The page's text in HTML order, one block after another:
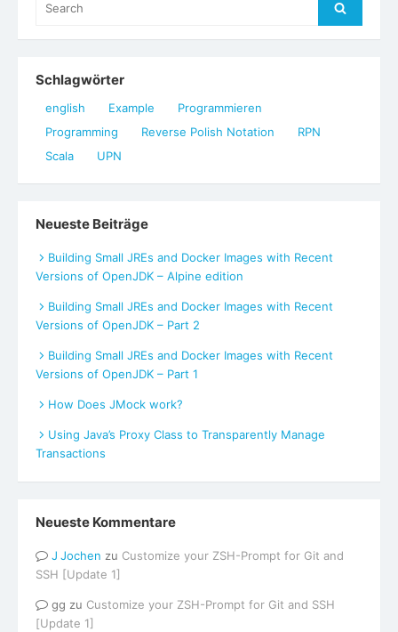
for:
Search
Schlagwörter
english Example
Programmieren
Programming
Reverse Polish Notation
RPN
Scala
UPN
Neueste Beiträge
Building Small JREs and Docker Images with Recent
Versions of OpenJDK – Alpine edition
Building Small JREs and Docker Images with Recent
Versions of OpenJDK – Part 2
Building Small JREs and Docker Images with Recent
Versions of OpenJDK – Part 1
How Does JMock work?
Using Java’s Proxy Class to Transparently Manage
Transactions
Neueste Kommentare
Jochen zu Customize your ZSH-Prompt for Git and
SSH [Update 1]
gg zu Customize your ZSH-Prompt for Git and SSH
[Update 1]